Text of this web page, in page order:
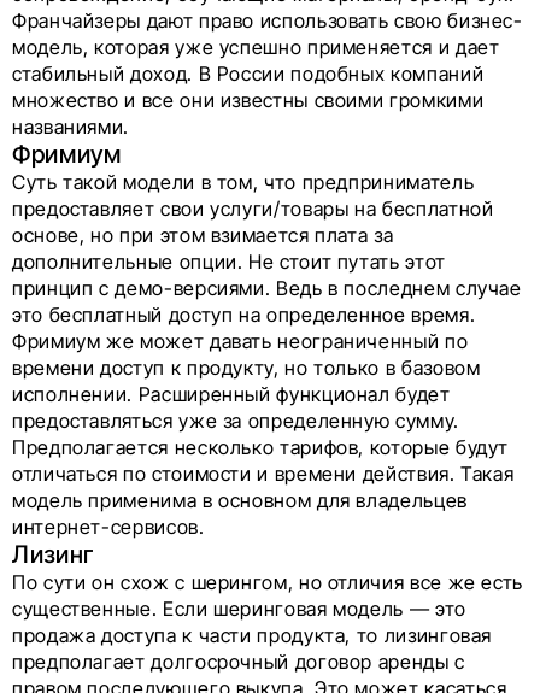
Франчайзеры дают право использовать свою бизнес-
модель, которая уже успешно применяется и дает
стабильный доход. В России подобных компаний
множество и все они известны своими громкими
названиями.
Фримиум
Суть такой модели в том, что предприниматель
предоставляет свои услуги/товары на бесплатной
основе, но при этом взимается плата за
дополнительные опции. Не стоит путать этот
принцип с демо-версиями. Ведь в последнем случае
это бесплатный доступ на определенное время.
Фримиум же может давать неограниченный по
времени доступ к продукту, но только в базовом
исполнении. Расширенный функционал будет
предоставляться уже за определенную сумму.
Предполагается несколько тарифов, которые будут
отличаться по стоимости и времени действия. Такая
модель применима в основном для владельцев
интернет-сервисов.
Лизинг
По сути он схож с шерингом, но отличия все же есть
существенные. Если шеринговая модель — это
продажа доступа к части продукта, то лизинговая
предполагает долгосрочный договор аренды с
правом последующего выкупа. Это может касаться